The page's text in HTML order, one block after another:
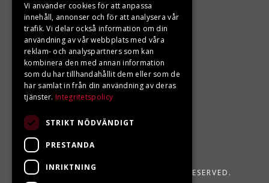
Din BRP återförsäljare i Sveg!
LJUNGBERGS MOTOR 2026. ALL RIGHTS RESERVED.
Vi använder cookies för att anpassa
innehåll, annonser och för att analysera vår
trafik. Vi delar också information om din
användning av vår webbplats med våra
reklam- och analyspartners som kan
kombinera den med annan information
som du har tillhandahållit dem eller som de
har samlat in från din användning av deras
tjänster. Integritetspolicy
STRIKT NÖDVÄNDIGT
PRESTANDA
INRIKTNING